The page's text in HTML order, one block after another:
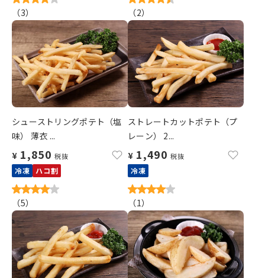
（3） （2）
シューストリングポテト（塩
味） 薄衣 ...
¥ 1,850 税抜
冷凍 ハコ割
（5）
ストレートカットポテト（プ
レーン） 2...
¥ 1,490 税抜
冷凍
（1）